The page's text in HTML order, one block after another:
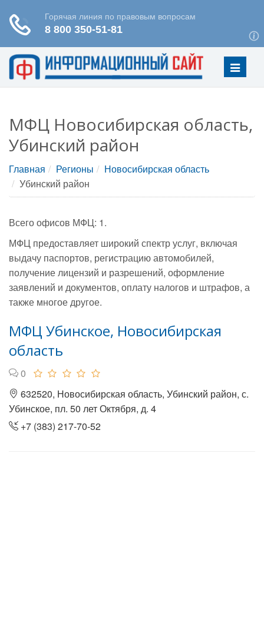
Меню
МФЦ Новосибирская область,
Убинский район
Главная Регионы
Новосибирская область
Убинский район
Всего офисов МФЦ: 1.
МФЦ предоставляет широкий спектр услуг, включая
выдачу паспортов, регистрацию автомобилей,
получение лицензий и разрешений, оформление
заявлений и документов, оплату налогов и штрафов, а
также многое другое.
МФЦ Убинское, Новосибирская
область
0
632520, Новосибирская область, Убинский район, с.
Убинское, пл. 50 лет Октября, д. 4
+7 (383) 217-70-52